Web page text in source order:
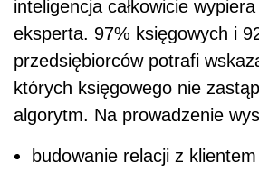
inteligencja całkowicie
eksperta. 97% księgowych i
przedsiębiorców potrafi
których księgowego nie
algorytm. Na prowadzenie
budowanie relacji z